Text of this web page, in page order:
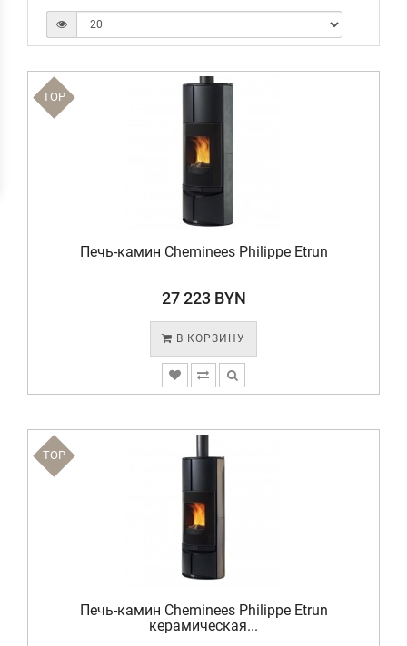
TOP
Печь-камин Cheminees Philippe Etrun
27 223 BYN
В КОРЗИНУ
TOP
Печь-камин Cheminees Philippe Etrun
керамическая...